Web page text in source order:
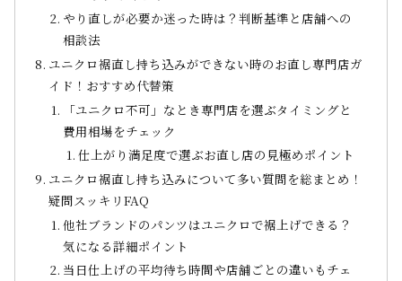
やり直しが必要か迷った時は？判断基準と店舗への
相談法
ユニクロ裾直し持ち込みができない時のお直し専門店ガ
イド！おすすめ代替策
「ユニクロ不可」なとき専門店を選ぶタイミングと
費用相場をチェック
仕上がり満足度で選ぶお直し店の見極めポイント
ユニクロ裾直し持ち込みについて多い質問を総まとめ！
疑問スッキリFAQ
他社ブランドのパンツはユニクロで裾上げできる？
気になる詳細ポイント
当日仕上げの平均待ち時間や店舗ごとの違いもチェ